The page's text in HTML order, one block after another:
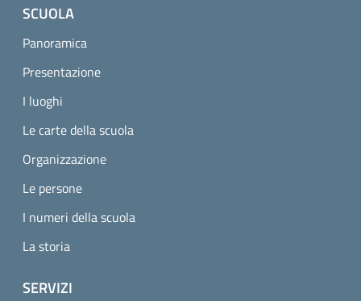
SCUOLA
Panoramica
Presentazione
I luoghi
Le carte della scuola
Organizzazione
Le persone
I numeri della scuola
La storia
SERVIZI